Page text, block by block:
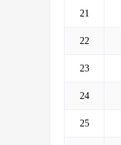
21
22
23
24
25